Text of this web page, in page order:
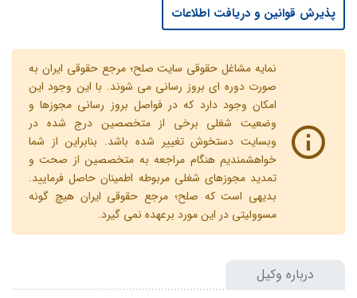
پذیرش قوانین و دریافت اطلاعات
نمایه مشاغل حقوقی سایت صلح؛ مرجع حقوقی ایران به
صورت دوره ای بروز رسانی می شوند. با این وجود این
امکان وجود دارد که در فواصل بروز رسانی مجوزها و
وضعیت شغلی برخی از متخصصین درج شده در
وبسایت دستخوش تغییر شده باشد. بنابراین از شما
خواهشمندیم هنگام مراجعه به متخصصین از صحت و
تمدید مجوزهای شغلی مربوطه اطمینان حاصل فرمایید.
بدیهی است که صلح؛ مرجع حقوقی ایران هیچ گونه
مسوولیتی در این مورد برعهده نمی گیرد.
درباره وکیل